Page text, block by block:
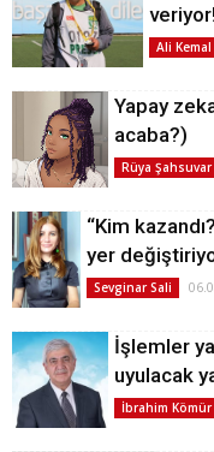
veriyor!
Ali
Yapay
acaba?)
Rüya Şahsuvar
“Kim
yer
Sevginar Sali
İşlemler
uyulacak
İbrahim Kömür